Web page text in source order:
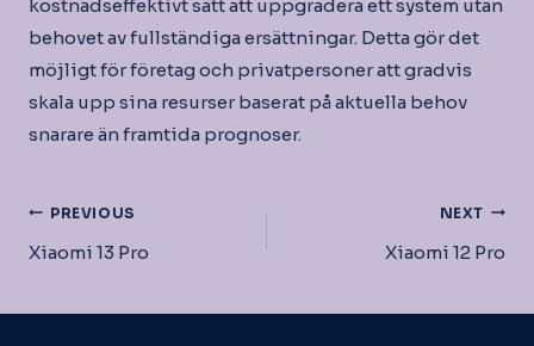
kostnadseffektivt sätt att uppgradera ett system utan
behovet av fullständiga ersättningar. Detta gör det
möjligt för företag och privatpersoner att gradvis
skala upp sina resurser baserat på aktuella behov
snarare än framtida prognoser.
Inläggsnavigering
PREVIOUS
Xiaomi 13 Pro
NEXT
Xiaomi 12 Pro